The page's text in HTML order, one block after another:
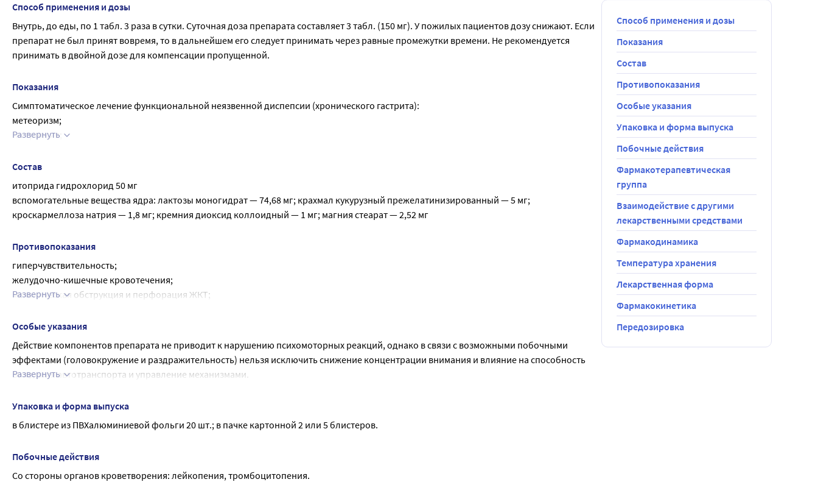
Способ применения и дозы
Внутрь, до еды, по 1 табл. 3 раза в сутки. Суточная доза препарата составляет 3 табл. (150 мг). У пожилых пациентов дозу снижают. Если
препарат не был принят вовремя, то в дальнейшем его следует принимать через равные промежутки времени. Не рекомендуется
принимать в двойной дозе для компенсации пропущенной.
Показания
Симптоматическое лечение функциональной неязвенной диспепсии (хронического гастрита):
метеоризм;
гастралгия;
анорексия;
тошнота;
Развернуть
Состав
итоприда гидрохлорид 50 мг
вспомогательные вещества ядра: лактозы моногидрат — 74,68 мг; крахмал кукурузный прежелатинизированный — 5 мг;
кроскармеллоза натрия — 1,8 мг; кремния диоксид коллоидный — 1 мг; магния стеарат — 2,52 мг
Противопоказания
гиперчувствительность;
желудочно-кишечные кровотечения;
механическая обструкция и перфорация ЖКТ;
беременность;
период лактации.
С осторожностью: в связи с наличием в составе препарата лактозы, итоприд применяют с осторожностью при врожденном дефиците
лактазы, непереносимости лактозы, глюкозо-галактозной мальабсорбции и в гериатрии у пожилых пациентов со сниженной функцией
печени и почек.
Развернуть
Особые указания
Действие компонентов препарата не приводит к нарушению психомоторных реакций, однако в связи с возможными побочными
эффектами (головокружение и раздражительность) нельзя исключить снижение концентрации внимания и влияние на способность
вождения автотранспорта и управление механизмами.
При лечении первичного билиарного цирроза может наблюдаться преходящая декомпенсация цирроза печени, которая исчезает
после отмены препарата.
Развернуть
Упаковка и форма выпуска
в блистере из ПВХалюминиевой фольги 20 шт.; в пачке картонной 2 или 5 блистеров.
Побочные действия
Со стороны органов кроветворения: лейкопения, тромбоцитопения.
Способ применения и дозы
Показания
Состав
Противопоказания
Особые указания
Упаковка и форма выпуска
Побочные действия
Фармакотерапевтическая
группа
Взаимодействие с другими
лекарственными средствами
Фармакодинамика
Температура хранения
Лекарственная форма
Фармакокинетика
Передозировка